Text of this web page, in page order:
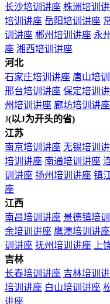
长沙培训讲座 株洲培训
培训讲座 岳阳培训讲座
训讲座 郴州培训讲座 永
座 湘西培训讲座
河北
石家庄培训讲座 唐山培
邢台培训讲座 保定培训
州培训讲座 廊坊培训讲座
J(以J为开头的省)
江苏
南京培训讲座 无锡培训
培训讲座 南通培训讲座
训讲座 扬州培训讲座 镇
座
江西
南昌培训讲座 景德镇培
余培训讲座 鹰潭培训讲座
训讲座 抚州培训讲座
上
吉林
长春培训讲座 吉林培训
培训讲座 白山培训讲座
讲座